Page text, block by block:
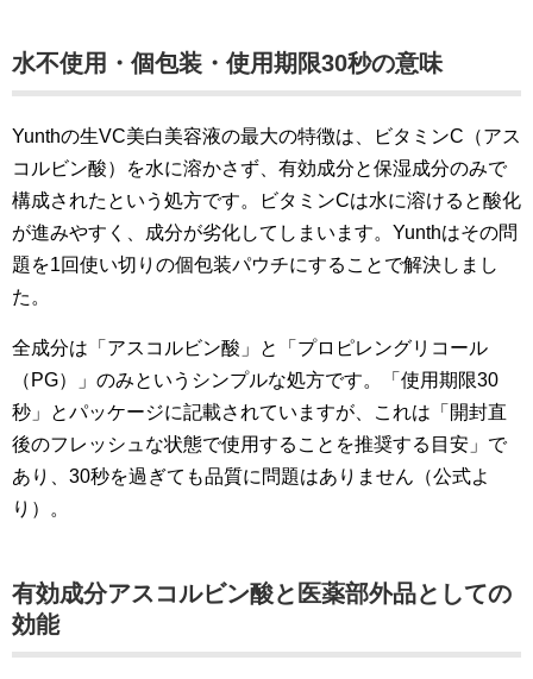
水不使用・個包装・使用期限30秒の意味
Yunthの生VC美白美容液の最大の特徴は、ビタミンC（アス
コルビン酸）を水に溶かさず、有効成分と保湿成分のみで
構成されたという処方です。ビタミンCは水に溶けると酸化
が進みやすく、成分が劣化してしまいます。Yunthはその問
題を1回使い切りの個包装パウチにすることで解決しまし
た。
全成分は「アスコルビン酸」と「プロピレングリコール
（PG）」のみというシンプルな処方です。「使用期限30
秒」とパッケージに記載されていますが、これは「開封直
後のフレッシュな状態で使用することを推奨する目安」で
あり、30秒を過ぎても品質に問題はありません（公式よ
り）。
有効成分アスコルビン酸と医薬部外品としての
効能